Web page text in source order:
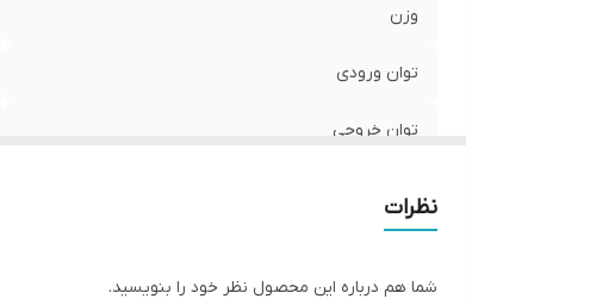
وزن
توان ورودی
توان خروجی
نظرات
شما هم درباره این محصول نظر خود را بنویسید.